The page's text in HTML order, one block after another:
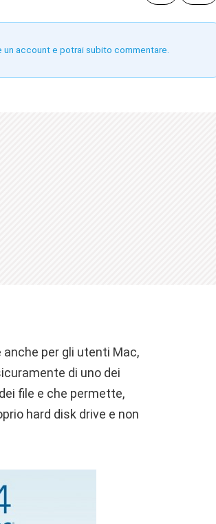
account e potrai subito commentare.
per gli utenti Mac,
di uno dei
file e che permette,
hard disk drive e non